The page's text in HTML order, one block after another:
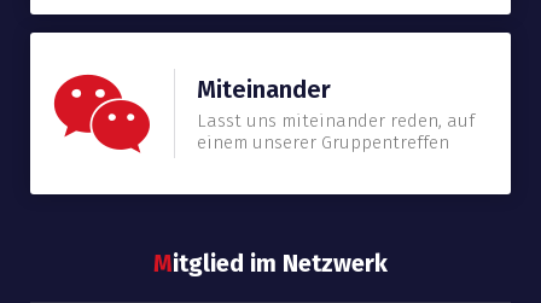
Miteinander
Lasst uns miteinander reden, auf
einem unserer Gruppentreffen
Mitglied im Netzwerk